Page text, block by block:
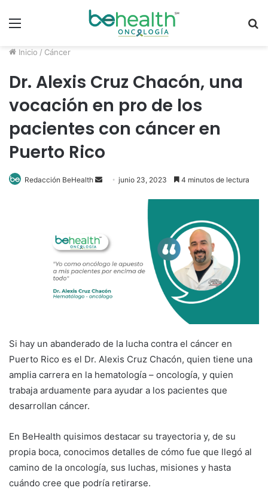
Inicio / Cáncer
Dr. Alexis Cruz Chacón, una
vocación en pro de los
pacientes con cáncer en
Puerto Rico
Redacción BeHealth
a
n
e
a
junio 23, 2023 4 minutos de lectura
Si hay un abanderado de la lucha contra el cáncer en
Puerto Rico es el Dr. Alexis Cruz Chacón, quien tiene una
amplia carrera en la hematología – oncología, y quien
trabaja arduamente para ayudar a los pacientes que
desarrollan cáncer.
En BeHealth quisimos destacar su trayectoria y, de su
propia boca, conocimos detalles de cómo fue que llegó al
camino de la oncología, sus luchas, misiones y hasta
cuándo cree que podría retirarse.